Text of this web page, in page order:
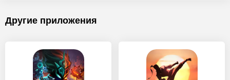
Другие приложения